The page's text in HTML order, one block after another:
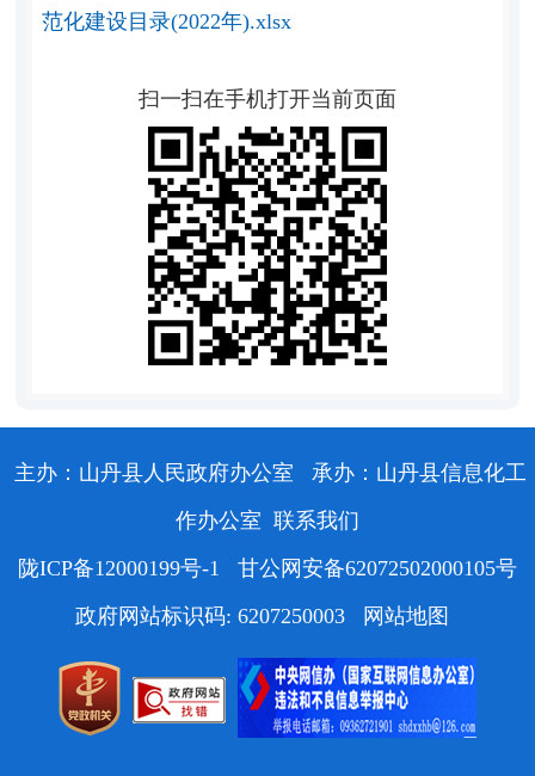
范化建设目录(2022年).xlsx
扫一扫在手机打开当前页面
主办：山丹县人民政府办公室
承办：山丹县信息化工
作办公室 联系我们
陇ICP备12000199号-1
甘公网安备62072502000105号
政府网站标识码: 6207250003
网站地图